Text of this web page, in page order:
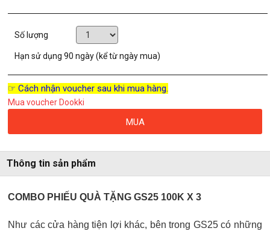
Số lượng
Hạn sử dụng90 ngày (kể từ ngày mua)
☞ Cách nhận voucher sau khi mua hàng.
Mua voucher Dookki
MUA
Thông tin sản phẩm
COMBO PHIẾU QUÀ TẶNG GS25 100K X 3
Như các cửa hàng tiện lợi khác, bên trong GS25 có những